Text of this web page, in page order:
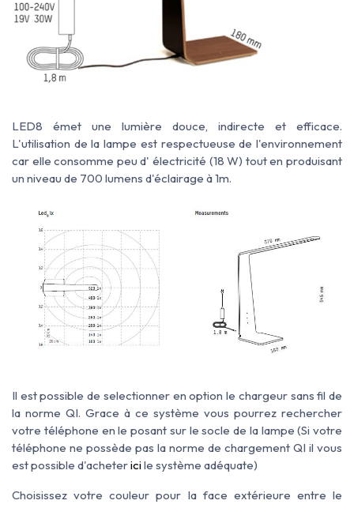
LED8 émet une lumière douce, indirecte et efficace.
L'utilisation de la lampe est respectueuse de l'environnement
car elle consomme peu d' électricité (18 W) tout en produisant
un niveau de 700 lumens d'éclairage à 1m.
Il est possible de selectionner en option le chargeur sans fil de
la norme QI. Grace à ce système vous pourrez rechercher
votre téléphone en le posant sur le socle de la lampe (Si votre
téléphone ne possède pas la norme de chargement QI il vous
est possible d'achetericile système adéquate)
Choisissez votre couleur pour la face extérieure entre le